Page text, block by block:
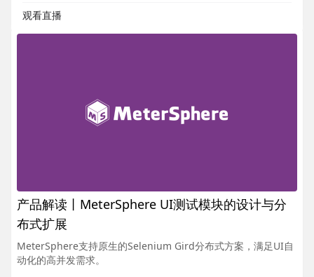
观看直播
发布于 2022年08月24日
产品解读丨MeterSphere UI测试模块的设计与分
布式扩展
MeterSphere支持原生的Selenium Gird分布式方案，满足UI自
动化的高并发需求。